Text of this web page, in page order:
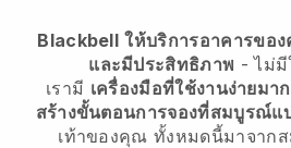
Blackbell ให้บริการอาคารขอ
และมีประสิทธิภาพ - ไม่มี
เรามี เครื่องมือที่ใช้งานง่ายมา
สร้างขั้นตอนการจองที่สมบูรณ์แ
เท้าของคุณ ทั้งหมดนี้มาจาก